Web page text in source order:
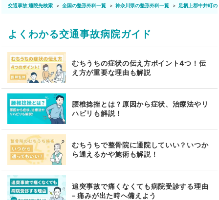
交通事故 通院先検索 全国の整形外科一覧 神奈川県の整形外科一覧 足柄上郡中井町
よくわかる交通事故病院ガイド
むちうちの症状の伝え方ポイント4つ！伝
え方が重要な理由も解説
腰椎捻挫とは？原因から症状、治療法やリ
ハビリも解説！
むちうちで整骨院に通院していい？いつか
ら通えるかや施術も解説！
追突事故で痛くなくても病院受診する理由
– 痛みが出た時へ備えよう